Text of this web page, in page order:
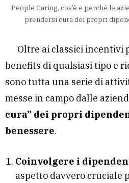
People Caring, cos’è e perché le
prendersi cura dei propri
Oltre ai classici incentivi
benefits di qualsiasi tipo e
sono tutta una serie di
messe in campo dalle
cura” dei propri
benessere.
Coinvolgere i
aspetto davvero cruciale